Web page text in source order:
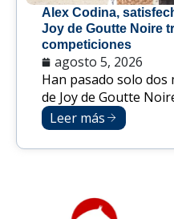
Alex Codina,
Joy de Goutte Noire
competiciones
agosto 5, 2026
Han pasado solo dos
de Joy de Goutte
Leer más